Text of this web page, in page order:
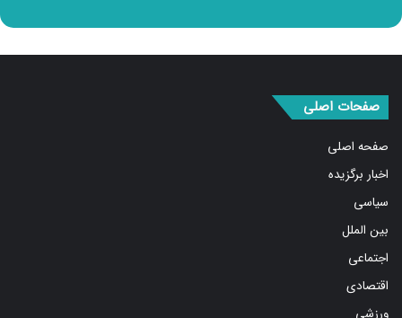
صفحات اصلی
اخبار برگزیده
سیاسی
بین الملل
اجتماعی
اقتصادی
ورزشی
استان ها
فرهنگ و هنر